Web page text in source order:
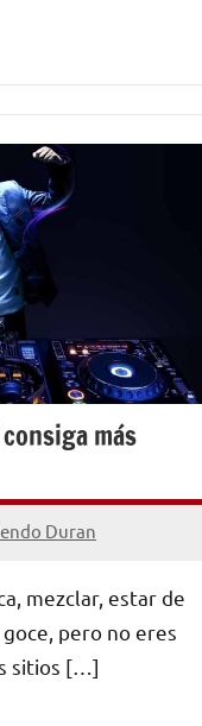
más
Duran
mezclar, estar de
pero no eres
sitios […]